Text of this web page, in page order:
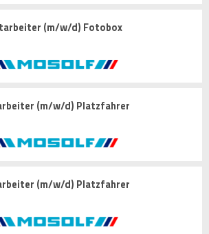
(m/w/d) Fotobox
(m/w/d) Platzfahrer
(m/w/d) Platzfahrer